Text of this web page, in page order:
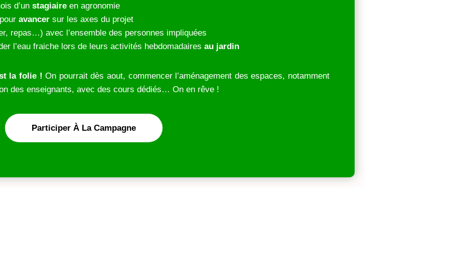
d’un stagiaire en agronomie
avancer sur les axes du projet
repas…) avec l’ensemble des personnes impliquées
l’eau fraiche lors de leurs activités hebdomadaires au jardin
la folie ! On pourrait dès aout, commencer l’aménagement des espaces, notamment
des enseignants, avec des cours dédiés… On en rêve !
Participer À La Campagne